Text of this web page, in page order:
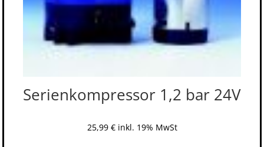
Serienkompressor 1,2 bar 24V
25,99 € inkl. 19% MwSt